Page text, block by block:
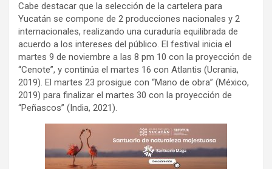
Cabe destacar que la selección de la cartelera para
Yucatán se compone de 2 producciones nacionales y 2
internacionales, realizando una curaduría equilibrada de
acuerdo a los intereses del público. El festival inicia el
martes 9 de noviembre a las 8 pm 10 con la proyección de
“Cenote”, y continúa el martes 16 con Atlantis (Ucrania,
2019). El martes 23 prosigue con “Mano de obra” (México,
2019) para finalizar el martes 30 con la proyección de
“Peñascos” (India, 2021).